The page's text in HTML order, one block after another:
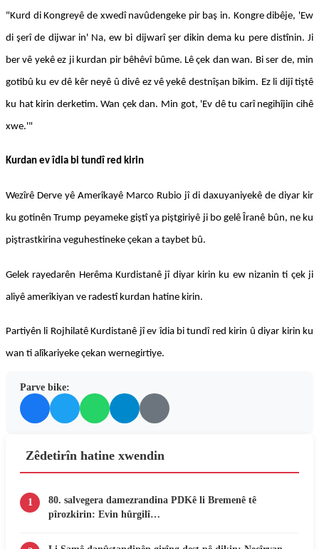
"Kurd di Kongreyê de xwedî navûdengeke pir baş in. Kongre dibêje, 'Ew
di şerî de dijwar in' Na, ew bi dijwarî şer dikin dema ku pere distînin. Ji
ber vê yekê ez ji kurdan pir bêhêvî bûme. Lê çek dan wan. Bi ser de, min
gotibû ku ev dê kêr neyê û divê ez vê yekê destnîşan bikim. Ez li dijî tiştê
ku hat kirin derketim. Wan çek dan. Min got, 'Ev dê tu carî negihîjin cihê
xwe.'"
Kurdan ev îdia bi tundî red kirin
Wezîrê Derve yê Amerîkayê Marco Rubio jî di daxuyaniyekê de diyar kir
ku gotinên Trump peyameke giştî ya piştgiriyê ji bo gelê Îranê bûn, ne ku
piştrastkirina veguhestineke çekan a taybet bû.
Gelek rayedarên Herêma Kurdistanê jî diyar kirin ku ew nizanin ti çek ji
aliyê amerîkiyan ve radestî kurdan hatine kirin.
Partiyên li Rojhilatê Kurdistanê jî ev îdia bi tundî red kirin û diyar kirin ku
wan ti alîkariyeke çekan wernegirtiye.
Parve bike:
Zêdetirîn hatine xwendin
1
80. salvegera damezrandina PDKê li Bremenê tê
pîrozkirin: Evin hûrgilî…